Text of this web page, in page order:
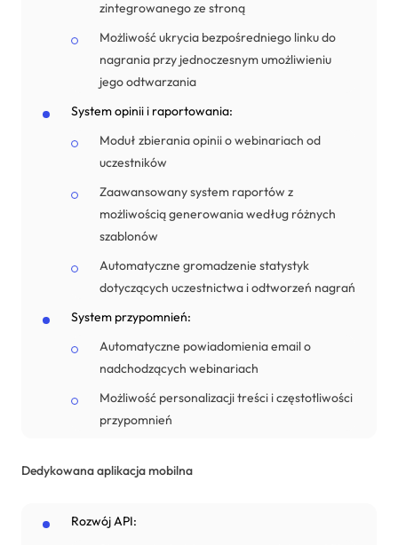
zintegrowanego ze stroną
Możliwość ukrycia bezpośredniego linku do
nagrania przy jednoczesnym umożliwieniu
jego odtwarzania
System opinii i raportowania:
Moduł zbierania opinii o webinariach od
uczestników
Zaawansowany system raportów z
możliwością generowania według różnych
szablonów
Automatyczne gromadzenie statystyk
dotyczących uczestnictwa i odtworzeń nagrań
System przypomnień:
Automatyczne powiadomienia email o
nadchodzących webinariach
Możliwość personalizacji treści i częstotliwości
przypomnień
Dedykowana aplikacja mobilna
Rozwój API: